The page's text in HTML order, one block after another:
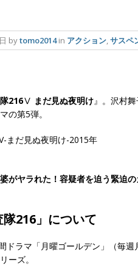
bytomo2014in アクション,サスペ
216Ⅴ まだ見ぬ夜明け』。沢村
の第5弾。
がヤラれた！容疑者を迫う緊迫
隊216 」について
ドラマ「月曜ゴールデン」（毎
ーズ。